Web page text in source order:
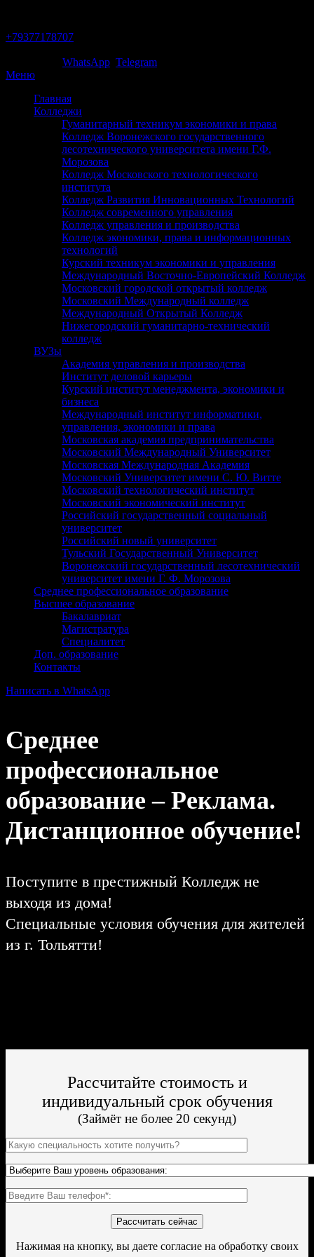
+79377178707
WhatsApp Telegram
Меню
Главная
Колледжи
Гуманитарный техникум экономики и права
Колледж Воронежского государственного
лесотехнического университета имени Г.Ф.
Морозова
Колледж Московского технологического
института
Колледж Развития Инновационных Технологий
Колледж современного управления
Колледж управления и производства
Колледж экономики, права и информационных
технологий
Курский техникум экономики и управления
Международный Восточно-Европейский Колледж
Московский городской открытый колледж
Московский Международный колледж
Международный Открытый Колледж
Нижегородский гуманитарно-технический
колледж
ВУЗы
Академия управления и производства
Институт деловой карьеры
Курский институт менеджмента, экономики и
бизнеса
Международный институт информатики,
управления, экономики и права
Московская академия предпринимательства
Московский Международный Университет
Московская Международная Академия
Московский Университет имени С. Ю. Витте
Московский технологический институт
Московский экономический институт
Российский государственный социальный
университет
Российский новый университет
Тульский Государственный Университет
Воронежский государственный лесотехнический
университет имени Г. Ф. Морозова
Среднее профессиональное образование
Высшее образование
Бакалавриат
Магистратура
Специалитет
Доп. образование
Контакты
Написать в WhatsApp
Среднее
профессиональное
образование – Реклама.
Дистанционное обучение!
Поступите в престижный Колледж не
выходя из дома!
Специальные условия обучения для жителей
из г. Тольятти!
Рассчитайте стоимость и
индивидуальный срок обучения
(Займёт не более 20 секунд)
Нажимая на кнопку, вы даете согласие на обработку своих